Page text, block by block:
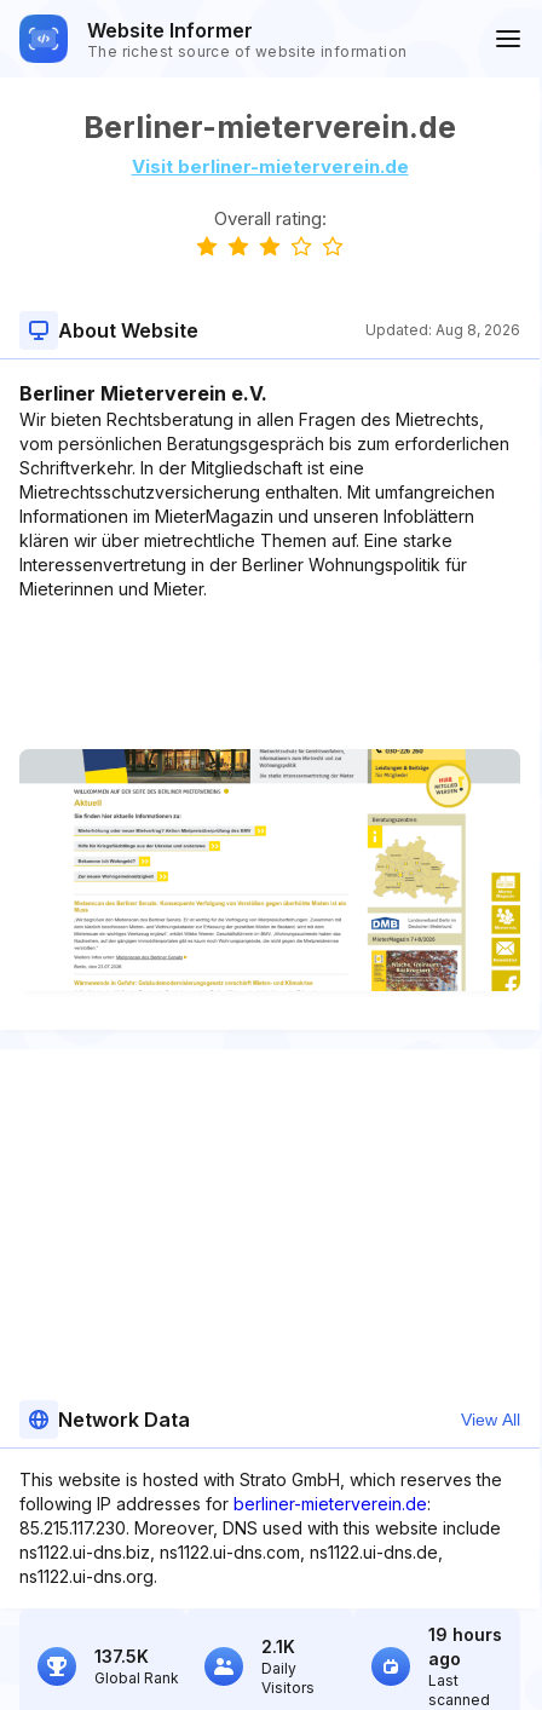
Website Informer
The richest source of website information
Berliner-mieterverein.de
Visit berliner-mieterverein.de
Overall rating:
About Website Updated: Aug 8, 2026
Berliner Mieterverein e.V.
Wir bieten Rechtsberatung in allen Fragen des Mietrechts,
vom persönlichen Beratungsgespräch bis zum erforderlichen
Schriftverkehr. In der Mitgliedschaft ist eine
Mietrechtsschutzversicherung enthalten. Mit umfangreichen
Informationen im MieterMagazin und unseren Infoblättern
klären wir über mietrechtliche Themen auf. Eine starke
Interessenvertretung in der Berliner Wohnungspolitik für
Mieterinnen und Mieter.
Network Data View All
This website is hosted with Strato GmbH, which reserves the
following IP addresses for berliner-mieterverein.de:
85.215.117.230. Moreover, DNS used with this website include
ns1122.ui-dns.biz, ns1122.ui-dns.com, ns1122.ui-dns.de,
ns1122.ui-dns.org.
137.5K
Global Rank
2.1K
Daily
Visitors
19 hours
ago
Last
scanned